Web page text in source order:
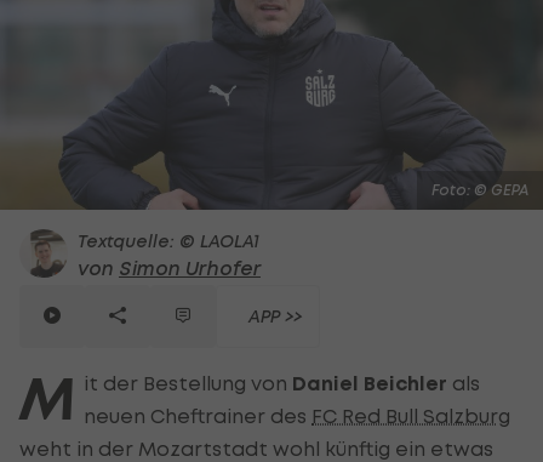
Foto: © GEPA
Textquelle: © LAOLA1
von Simon Urhofer
APP >>
M it der Bestellung von Daniel Beichler als
neuen Cheftrainer des FC Red Bull Salzburg
weht in der Mozartstadt wohl künftig ein etwas